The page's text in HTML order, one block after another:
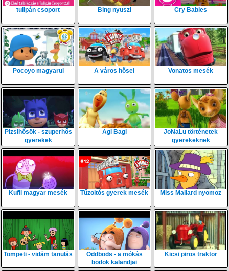
tulipán csoport Bing nyuszi Cry Babies
Pocoyo magyarul A város hősei Vonatos mesék
Pizsihősök - szuperhős
gyerekek
Agi Bagi
JoNaLu történetek
gyerekeknek
Kufli magyar mesék Tűzoltós gyerek mesék Miss Mallard nyomoz
Tompeti - vidám tanulás
Oddbods - a mókás
bodok kalandjai
Kicsi piros traktor